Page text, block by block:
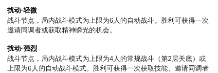
扰动·轻微
战斗节点，局内战斗模式为上限为6人的自动战斗。胜利可获得一次
邀请同调者或获取精神瞬光的机会。
扰动·强烈
战斗节点，局内战斗模式为上限为4人的常规战斗（第2层关底）或
上限为6人的自动战斗模式。胜利可获得一次获取技能、邀请同调者